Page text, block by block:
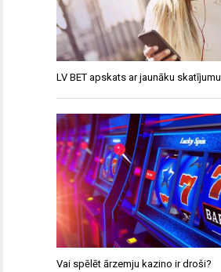
LV BET apskats ar jaunāku skatījumu
Vai spēlēt ārzemju kazino ir droši?